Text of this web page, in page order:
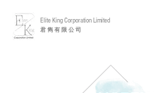
Elite King Corporation Limited
​君 雋 有 限 公 司